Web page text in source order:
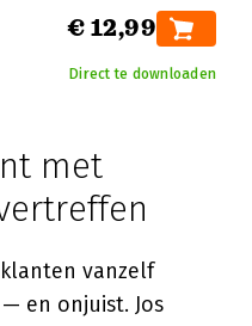
€ 12,99
Direct te downloaden
met
vanzelf
en onjuist. Jos